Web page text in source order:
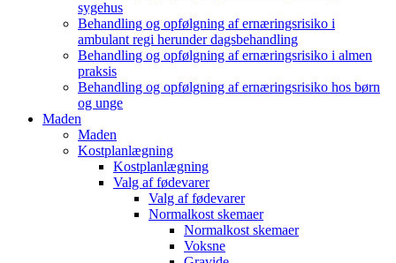
sygehus
Behandling og opfølgning af ernæringsrisiko i
ambulant regi herunder dagsbehandling
Behandling og opfølgning af ernæringsrisiko i almen
praksis
Behandling og opfølgning af ernæringsrisiko hos børn
og unge
Maden
Maden
Kostplanlægning
Kostplanlægning
Valg af fødevarer
Valg af fødevarer
Normalkost skemaer
Normalkost skemaer
Voksne